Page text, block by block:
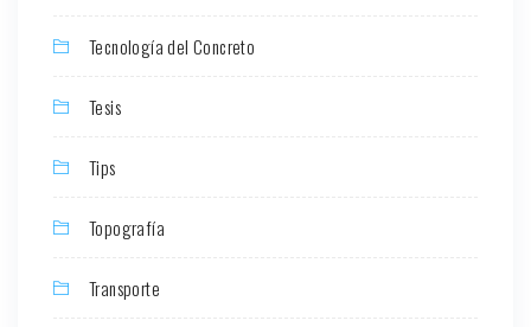
Tecnología del Concreto
Tesis
Tips
Topografía
Transporte